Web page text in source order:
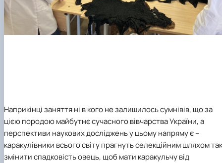
Наприкінці заняття ні в кого не залишилось сумнівів, що за
цією породою майбутнє сучасного вівчарства України, а
перспективи наукових досліджень у цьому напряму є –
каракулівники всього світу прагнуть селекційним шляхом так
змінити спадковість овець, щоб мати каракульчу від